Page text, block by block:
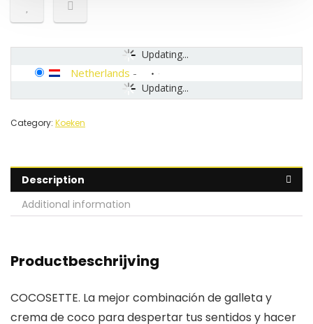
Updating...
Updating...
Netherlands -
Category: Koeken
Description
Additional information
Productbeschrijving
COCOSETTE. La mejor combinación de galleta y
crema de coco para despertar tus sentidos y hacer